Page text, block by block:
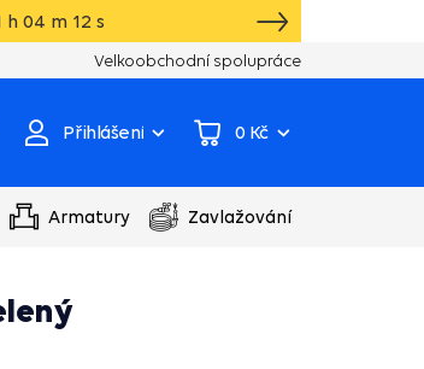
h 04 m 11 s
Vlastní sklad, výroba, servisní centrum
Velkoobchodní spolupráce
Přihlášení 0 Kč
Armatury Zavlažování